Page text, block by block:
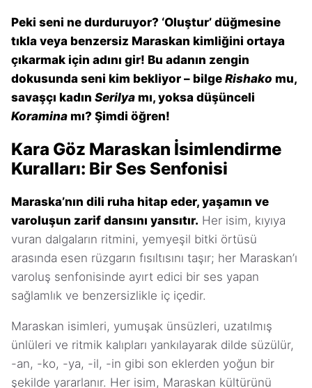
Peki seni ne durduruyor? ‘Oluştur’ düğmesine
tıkla veya benzersiz Maraskan kimliğini ortaya
çıkarmak için adını gir! Bu adanın zengin
dokusunda seni kim bekliyor – bilge Rishako mu,
savaşçı kadın Serilya mı, yoksa düşünceli
Koramina mı? Şimdi öğren!
Kara Göz Maraskan İsimlendirme
Kuralları: Bir Ses Senfonisi
Maraska’nın dili ruha hitap eder, yaşamın ve
varoluşun zarif dansını yansıtır. Her isim, kıyıya
vuran dalgaların ritmini, yemyeşil bitki örtüsü
arasında esen rüzgarın fısıltısını taşır; her Maraskan’ı
varoluş senfonisinde ayırt edici bir ses yapan
sağlamlık ve benzersizlikle iç içedir.
Maraskan isimleri, yumuşak ünsüzleri, uzatılmış
ünlüleri ve ritmik kalıpları yankılayarak dilde süzülür,
-an, -ko, -ya, -il, -in gibi son eklerden yoğun bir
şekilde yararlanır. Her isim, Maraskan kültürünü